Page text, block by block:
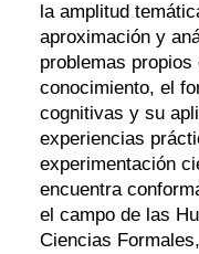
la amplitud
aproximación y
problemas
conocimiento, el
cognitivas y su
experiencias
experimentación
encuentra
el campo de las
Ciencias